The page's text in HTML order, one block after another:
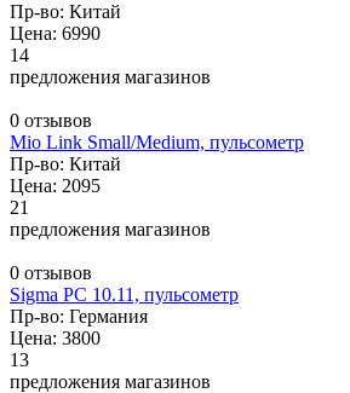
Пр-во: Китай
Цена: 6990
14
предложения магазинов
0 отзывов
Mio Link Small/Medium, пульсометр
Пр-во: Китай
Цена: 2095
21
предложения магазинов
0 отзывов
Sigma PC 10.11, пульсометр
Пр-во: Германия
Цена: 3800
13
предложения магазинов